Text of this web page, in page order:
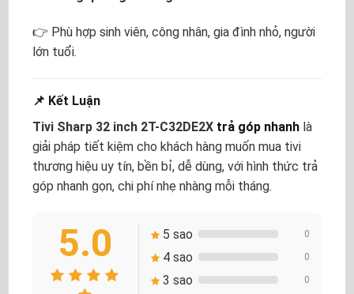
👉 Phù hợp sinh viên, công nhân, gia đình nhỏ, người
lớn tuổi.
📌 Kết Luận
Tivi Sharp 32 inch 2T-C32DE2X trả góp nhanh là
giải pháp tiết kiệm cho khách hàng muốn mua tivi
thương hiệu uy tín, bền bỉ, dễ dùng, với hình thức trả
góp nhanh gọn, chi phí nhẹ nhàng mỗi tháng.
5.0 5 sao 0
4 sao 0
3 sao 0